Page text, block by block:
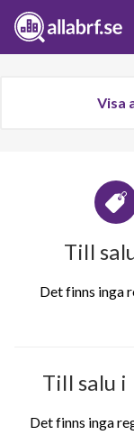
Visa
Till
Det finns inga
Till salu
Det finns inga